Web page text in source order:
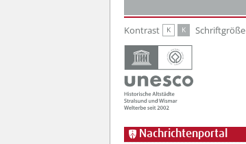
Kontrast K K Schriftgröße
Nachrichtenportal